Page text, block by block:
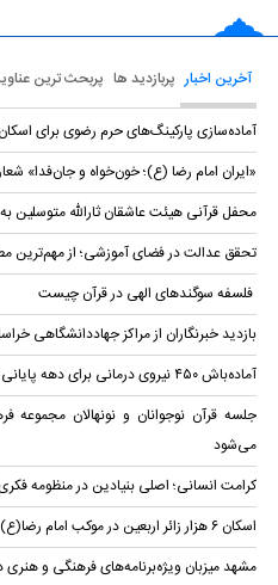
آخرین اخبار پربازدید ها پربحث ترین
آماده‌سازی پارکینگ‌های حرم رضوی برای
«ایران امام رضا (ع)؛ خون‌خواه و جان‌فدا»
محفل قرآنی هیئت عاشقان ثارالله
تحقق عدالت در فضای آموزشی؛ از مهم‌ترین
فلسفه سوگندهای الهی در قرآن چیست
بازدید خبرنگاران از مراکز جهاددانشگاهی
آماده‌باش ۴۵۰ نیروی درمانی برای دهه پایانی صفر
جلسه قرآن نوجوانان و نونهالان
می‌شود
کرامت انسانی؛ اصلی بنیادین در منظومه
اسکان ۶ هزار زائر اربعین در موکب امام رضا(ع)
مشهد میزبان ویژه‌برنامه‌های فرهنگی و